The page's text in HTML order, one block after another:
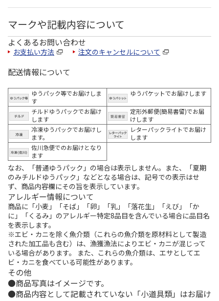
マークや記載内容について
よくあるお問い合わせ
お支払い方法 注文のキャンセルについて
配送情報について
ゆうパック等でお届けしま
す
ゆうパケットでお届けします
チルドゆうパックでお届け
します
定形外郵便(簡易書留)でお届
けします
冷凍ゆうパックでお届けし
ます。
レターパックライトでお届け
します
佐川急便でのお届けとなり
ます
なお、「普通ゆうパック」の場合は表示しません。また、「夏期
のみチルドゆうパック」などとなる場合は、記号での表示はせ
ず、商品内容欄にその旨を表示しています。
アレルギー情報について
商品に「小麦」「そば」「卵」「乳」「落花生」「えび」「か
に」「くるみ」のアレルギー特定8品目を含んでいる場合に品目名
を表示します。
※エビ・カニを除く魚介類（これらの魚介類を原材料として製造
された加工品も含む）は、漁獲漁法によりエビ・カニが混じって
いる場合があります。 また、これらの魚介類は、エサとしてエ
ビ・カニを食べている可能性があります。
その他
商品写真はイメージです。
商品内容として記載されていない「小道具類」はお届け